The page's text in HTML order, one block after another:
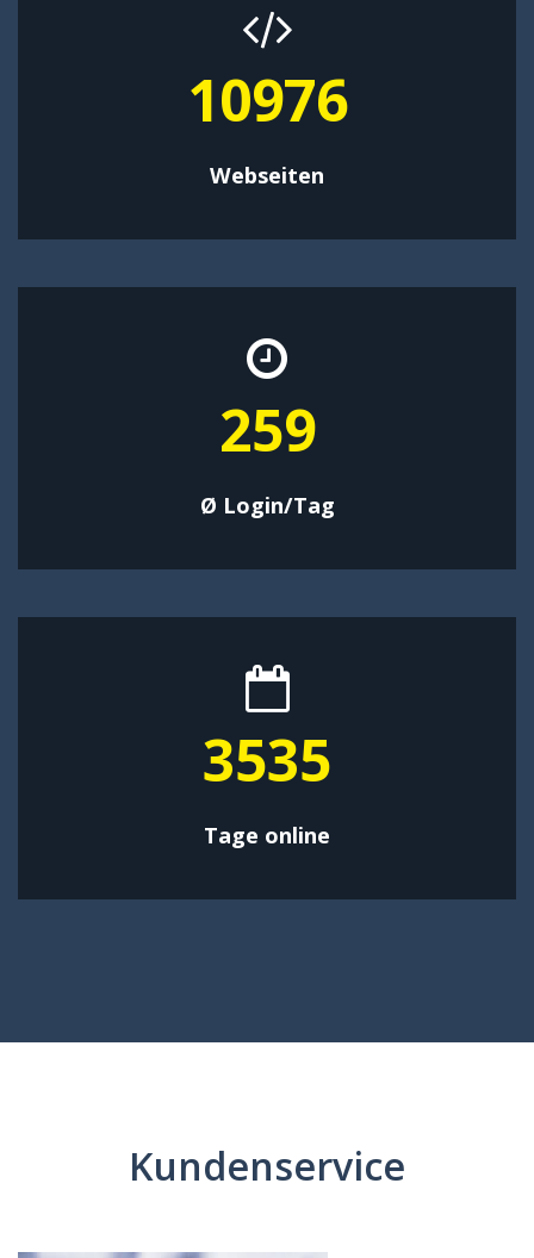
14269
Webseiten
337
Ø Login/Tag
4595
Tage online
Kundenservice